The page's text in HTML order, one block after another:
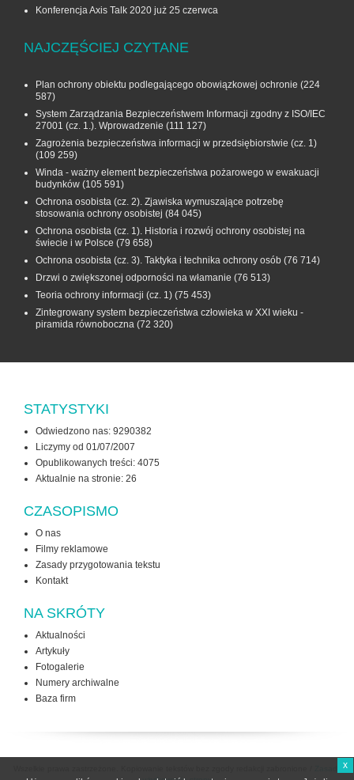
Konferencja Axis Talk 2020 już 25 czerwca
NAJCZĘŚCIEJ CZYTANE
Plan ochrony obiektu podlegającego obowiązkowej ochronie (224
587)
System Zarządzania Bezpieczeństwem Informacji zgodny z ISO/IEC
27001 (cz. 1.). Wprowadzenie (111 127)
Zagrożenia bezpieczeństwa informacji w przedsiębiorstwie (cz. 1)
(109 259)
Winda - ważny element bezpieczeństwa pożarowego w ewakuacji
budynków (105 591)
Ochrona osobista (cz. 2). Zjawiska wymuszające potrzebę
stosowania ochrony osobistej (84 045)
Ochrona osobista (cz. 1). Historia i rozwój ochrony osobistej na
świecie i w Polsce (79 658)
Ochrona osobista (cz. 3). Taktyka i technika ochrony osób (76 714)
Drzwi o zwiększonej odporności na włamanie (76 513)
Teoria ochrony informacji (cz. 1) (75 453)
Zintegrowany system bezpieczeństwa człowieka w XXI wieku -
piramida równoboczna (72 320)
STATYSTYKI
Odwiedzono nas: 9290382
Liczymy od 01/07/2007
Opublikowanych treści: 4075
Aktualnie na stronie: 26
CZASOPISMO
O nas
Filmy reklamowe
Zasady przygotowania tekstu
Kontakt
NA SKRÓTY
Aktualności
Artykuły
Fotogalerie
Numery archiwalne
Baza firm
x